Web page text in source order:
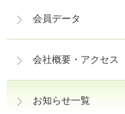
会員データ
会社概要・アクセス
お知らせ一覧